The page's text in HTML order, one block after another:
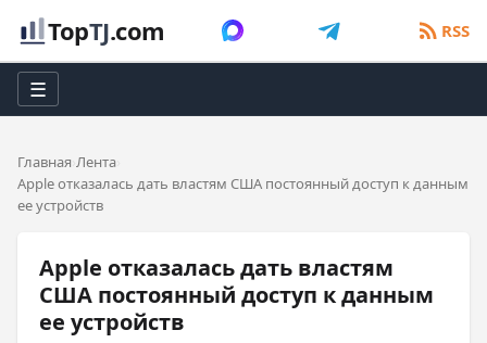
TopTJ.com RSS
☰
Главная Лента
Apple отказалась дать властям США постоянный доступ к данным
ее устройств
Apple отказалась дать властям
США постоянный доступ к данным
ее устройств